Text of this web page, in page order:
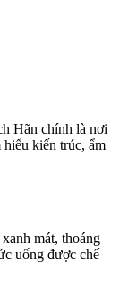
Hãn chính là nơi
kiến trúc, ẩm
mát, thoáng
uống được chế